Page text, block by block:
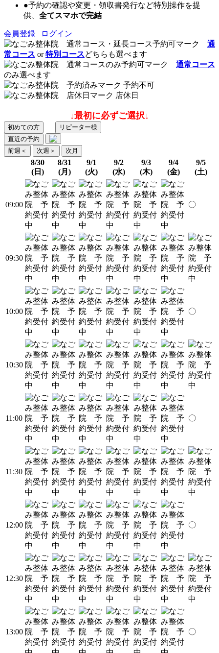
●予約の確認や変更・領収書発行など特別操作を提
供、 全てスマホで完結
会員登録
ログイン
通
常コース or特別コースどちらも選べます
通常コース
のみ選べます
予約不可
店休日
↓最初に必ずご選択↓
初めての方
リピーター様
直近の予約
前週 ＜ 次週 ＞ 次月
8/30
(日)
8/31
(月)
9/1
(火)
9/2
(水)
9/3
(木)
9/4
(金)
9/5
(土)
09:00 〇
09:30
10:00 〇
10:30
11:00 〇
11:30
12:00 〇
12:30
13:00 〇